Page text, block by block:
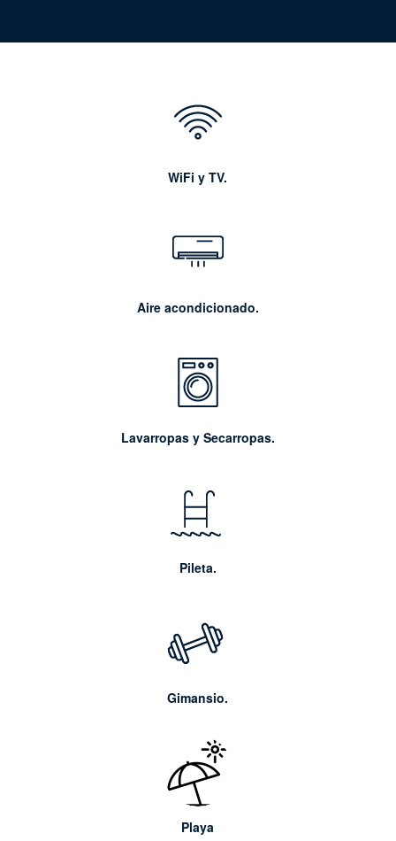
WiFi y TV.
Aire acondicionado.
Lavarropas y Secarropas.
Pileta.
Gimansio.
Playa